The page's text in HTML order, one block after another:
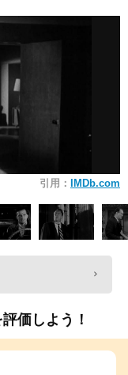
引用： IMDb.com
評価しよう！